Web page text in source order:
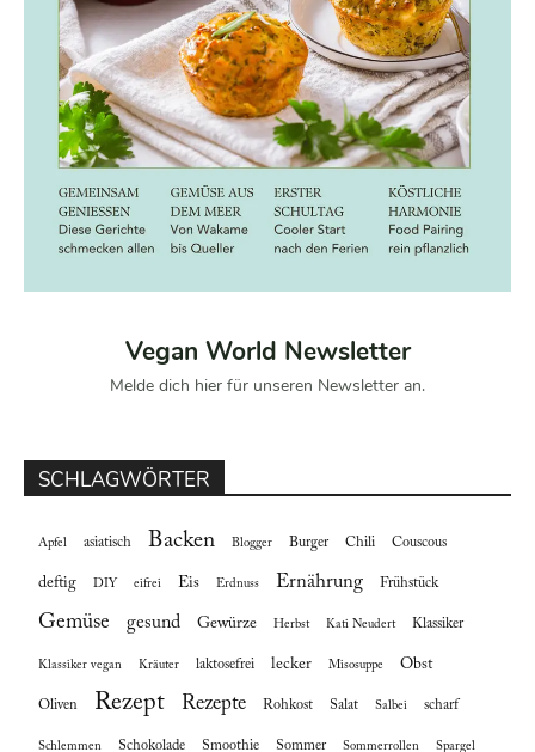
Vegan World Newsletter
Melde dich hier für unseren Newsletter an.
SCHLAGWÖRTER
Apfel asiatisch Backen Blogger Burger Chili Couscous
deftig DIY eifrei Eis Erdnuss Ernährung Frühstück
Gemüse gesund Gewürze Herbst Kati Neudert Klassiker
Klassiker vegan Kräuter laktosefrei lecker Misosuppe Obst
Oliven Rezept Rezepte Rohkost Salat Salbei scharf
Schlemmen Schokolade Smoothie Sommer Sommerrollen Spargel